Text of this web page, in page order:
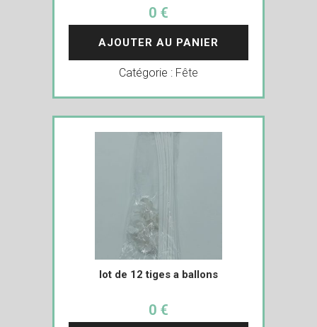
0 €
AJOUTER AU PANIER
Catégorie : Fête
lot de 12 tiges a ballons
0 €